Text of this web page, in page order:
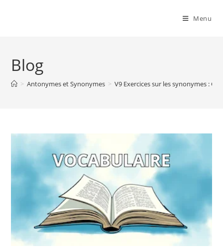
Menu
Blog
> Antonymes et Synonymes > V9 Exercices sur les synonymes :